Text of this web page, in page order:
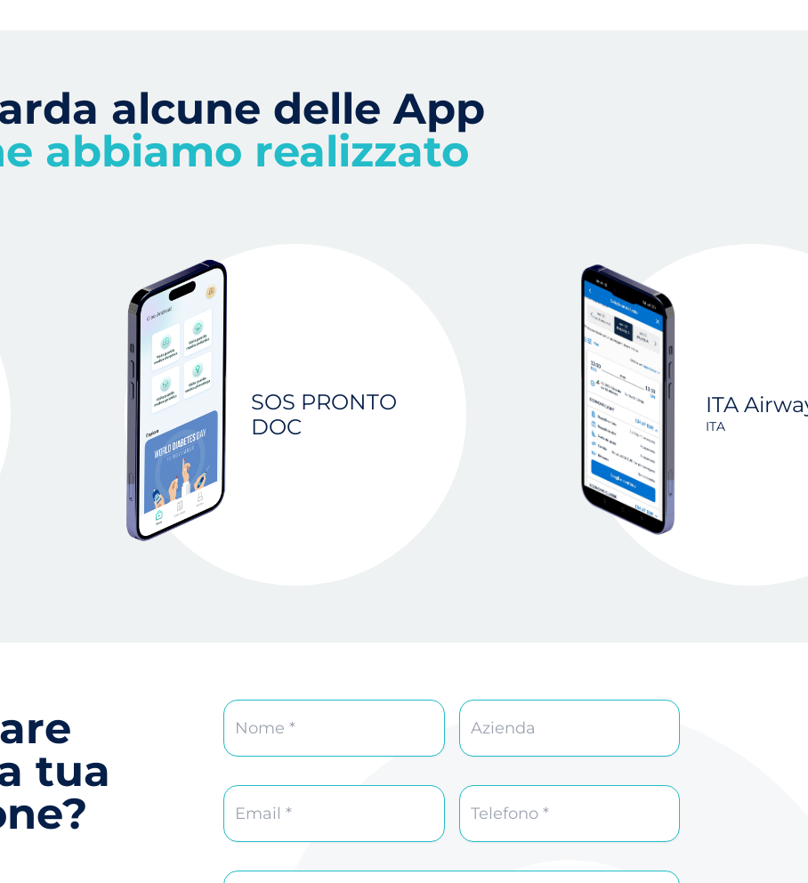
alcune delle App
abbiamo realizzato
SOS PRONTO
DOC
ITA
ITA
tua